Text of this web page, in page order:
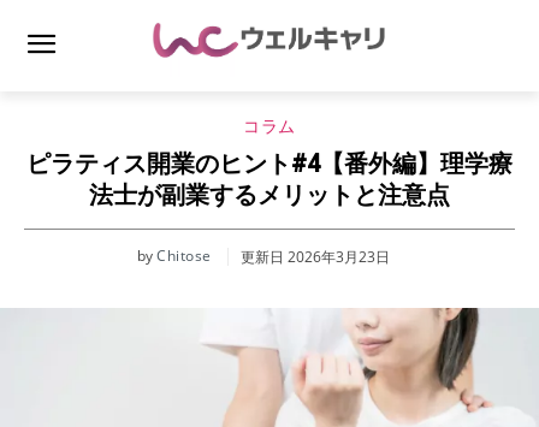
コラム
ピラティス開業のヒント#4【番外編】理学療
法士が副業するメリットと注意点
byChitose 更新日 2026年3月23日